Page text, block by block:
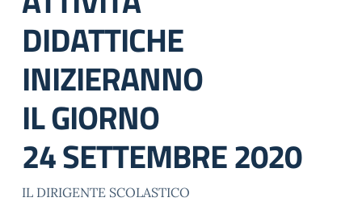
DIDATTICHE
INIZIERANNO
IL GIORNO
24 SETTEMBRE 2020
IL DIRIGENTE SCOLASTICO